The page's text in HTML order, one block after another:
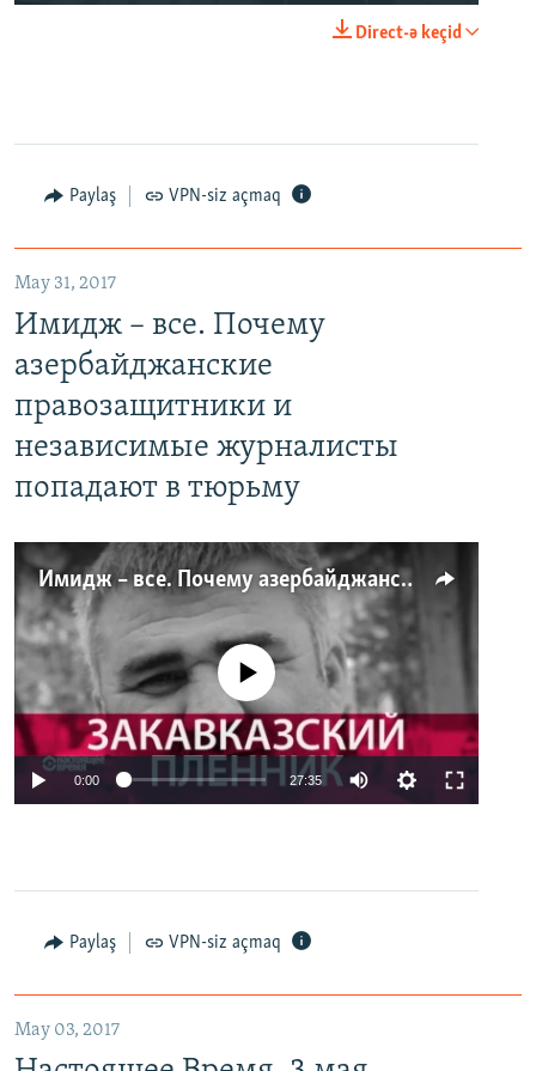
Direct-ə keçid
Paylaş VPN-siz açmaq
May 31, 2017
Имидж – все. Почему
азербайджанские
правозащитники и
независимые журналисты
попадают в тюрьму
Имидж – все. Почему азербайджанские правозащитники и независимые журналисты попадают в тюрьму
No media source currently available
0:00 27:35
Paylaş VPN-siz açmaq
May 03, 2017